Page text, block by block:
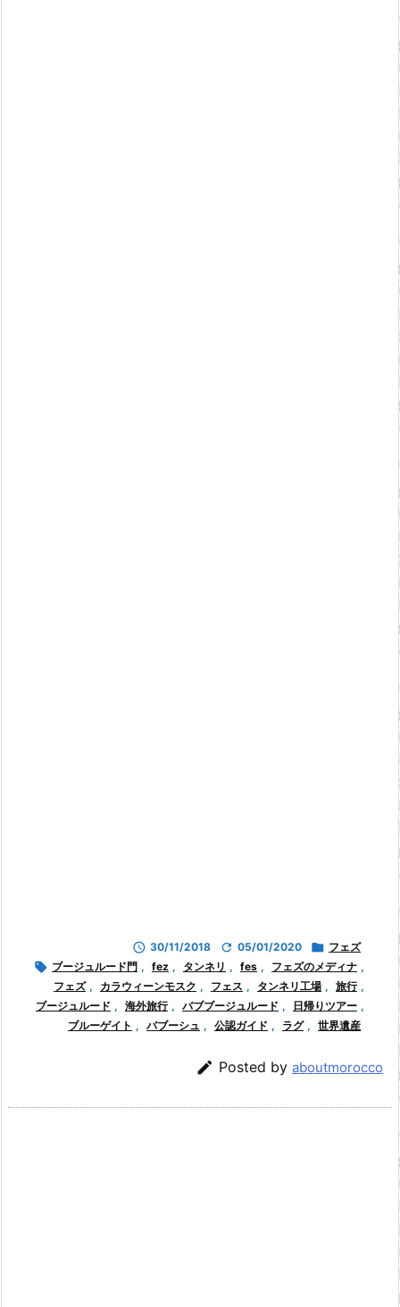
 30/11/2018  05/01/2020  フェズ
 ブージュルード門 , fez , タンネリ , fes , フェズのメディナ ,
フェズ , カラウィーンモスク , フェス , タンネリ工場 , 旅行 ,
ブージュルード , 海外旅行 , バブブージュルード , 日帰りツアー ,
ブルーゲイト , バブーシュ , 公認ガイド , ラグ , 世界遺産
 Posted by aboutmorocco